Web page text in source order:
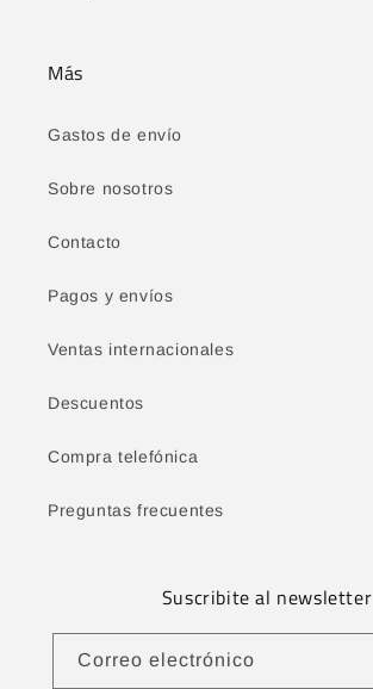
Más
Gastos de envío
Sobre nosotros
Contacto
Pagos y envíos
Ventas internacionales
Descuentos
Compra telefónica
Preguntas frecuentes
Suscribite al newsletter
Correo electrónico